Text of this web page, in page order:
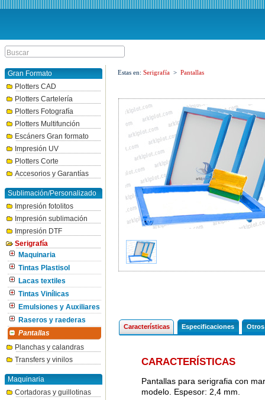
Gran Formato
Plotters CAD
Plotters Cartelería
Plotters Fotografía
Plotters Multifunción
Escáners Gran formato
Impresión UV
Plotters Corte
Accesorios y Garantías
Sublimación/Personalizado
Impresión fotolitos
Impresión sublimación
Impresión DTF
Serigrafía
Maquinaria
Tintas Plastisol
Lacas textiles
Tintas Vinílicas
Emulsiones y Auxiliares
Raseros y raederas
Pantallas
Planchas y calandras
Transfers y vinilos
Maquinaria
Cortadoras y guillotinas
Estas en: Serigrafía > Pantallas
Características Especificaciones
CARACTERÍSTICAS
Pantallas para serigrafia con
modelo. Espesor: 2,4 mm.